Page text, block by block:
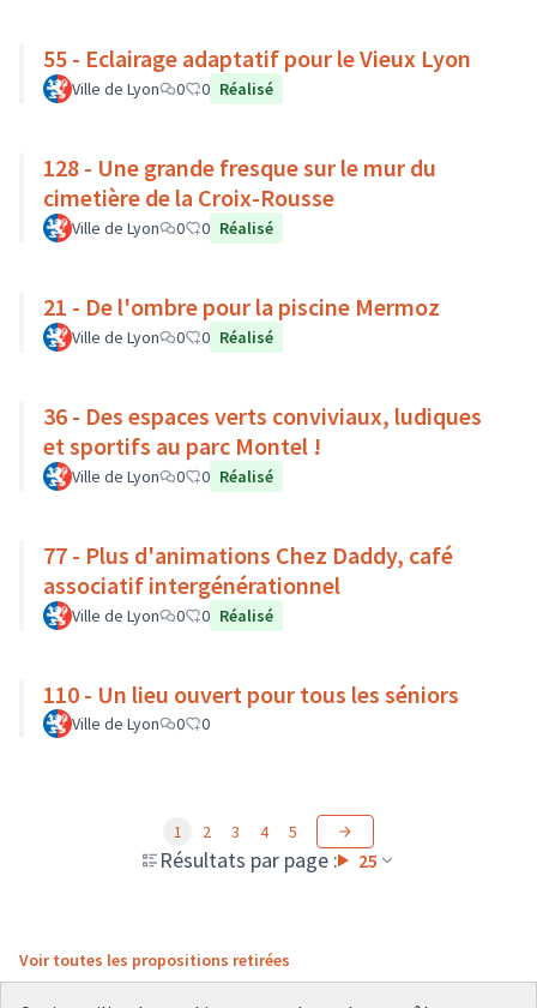
55 - Eclairage adaptatif pour le Vieux Lyon
Ville de Lyon 0 0 Réalisé
128 - Une grande fresque sur le mur du
cimetière de la Croix-Rousse
Ville de Lyon 0 0 Réalisé
21 - De l'ombre pour la piscine Mermoz
Ville de Lyon 0 0 Réalisé
36 - Des espaces verts conviviaux, ludiques
et sportifs au parc Montel !
Ville de Lyon 0 0 Réalisé
77 - Plus d'animations Chez Daddy, café
associatif intergénérationnel
Ville de Lyon 0 0 Réalisé
110 - Un lieu ouvert pour tous les séniors
Ville de Lyon 0 0
Résultats par page : 25
1 2 3 4 5
Voir toutes les propositions retirées